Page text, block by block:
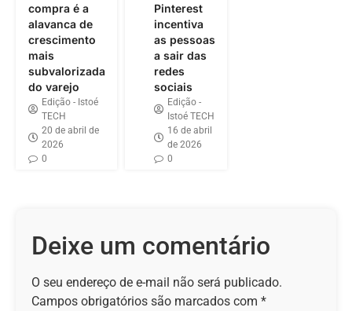
compra é a
alavanca de
crescimento
mais
subvalorizada
do varejo
Edição - Istoé
TECH
20 de abril de
2026
0
Pinterest
incentiva
as pessoas
a sair das
redes
sociais
Edição -
Istoé TECH
16 de abril
de 2026
0
Deixe um comentário
O seu endereço de e-mail não será publicado.
Campos obrigatórios são marcados com *